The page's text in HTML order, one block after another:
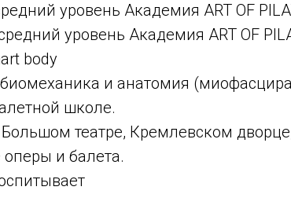
уровень Академия ART OF
уровень Академия ART OF
body
и анатомия
школе.
театре, Кремлевском
и балета.